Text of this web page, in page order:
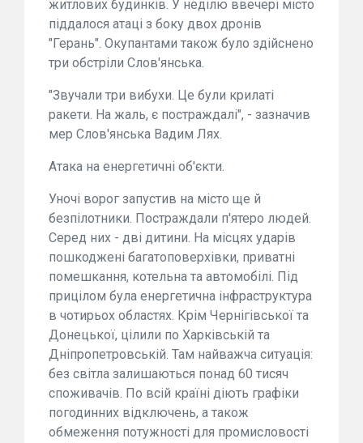
житлових будинків. У неділю ввечері місто
піддалося атаці з боку двох дронів
"Герань". Окупантами також було здійснено
три обстріли Слов'янська.
"Звучали три вибухи. Це були крилаті
ракети. На жаль, є постраждалі", - зазначив
мер Слов'янська Вадим Лях.
Атака на енергетичні об'єкти.
Уночі ворог запустив на місто ще й
безпілотники. Постраждали п'ятеро людей.
Серед них - дві дитини. На місцях ударів
пошкоджені багатоповерхівки, приватні
помешкання, котельна та автомобілі. Під
прицілом була енергетична інфраструктура
в чотирьох областях. Крім Чернігівської та
Донецької, цілили по Харківській та
Дніпропетровській. Там найважча ситуація:
без світла залишаються понад 60 тисяч
споживачів. По всій країні діють графіки
погодинних відключень, а також
обмеження потужності для промисловості